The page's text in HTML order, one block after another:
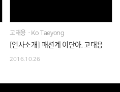
고태용ㆍKo Taeyong
[연사소개] 패션계 이단아, 고태용
2016.10.26